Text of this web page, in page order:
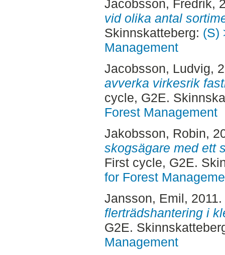
Jacobsson, Fredrik,
vid olika antal
Skinnskatteberg: (S)
Management
Jacobsson, Ludvig,
avverka virkesrik
cycle, G2E.
Forest Management
Jakobsson, Robin,
skogsägare med ett
First cycle, G2E.
for Forest
Jansson, Emil, 2011.
flerträdshantering i
G2E.
Management